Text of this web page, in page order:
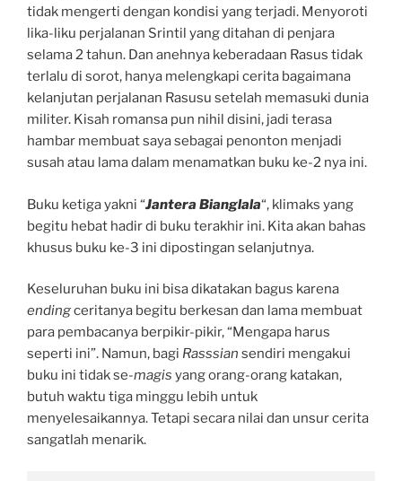
tidak mengerti dengan kondisi yang terjadi. Menyoroti
lika-liku perjalanan Srintil yang ditahan di penjara
selama 2 tahun. Dan anehnya keberadaan Rasus tidak
terlalu di sorot, hanya melengkapi cerita bagaimana
kelanjutan perjalanan Rasusu setelah memasuki dunia
militer. Kisah romansa pun nihil disini, jadi terasa
hambar membuat saya sebagai penonton menjadi
susah atau lama dalam menamatkan buku ke-2 nya ini.
Buku ketiga yakni “Jantera Bianglala“, klimaks yang
begitu hebat hadir di buku terakhir ini. Kita akan bahas
khusus buku ke-3 ini dipostingan selanjutnya.
Keseluruhan buku ini bisa dikatakan bagus karena
endingceritanya begitu berkesan dan lama membuat
para pembacanya berpikir-pikir, “Mengapa harus
seperti ini”. Namun, bagi Rasssian sendiri mengakui
buku ini tidak se-magis yang orang-orang katakan,
butuh waktu tiga minggu lebih untuk
menyelesaikannya. Tetapi secara nilai dan unsur cerita
sangatlah menarik.